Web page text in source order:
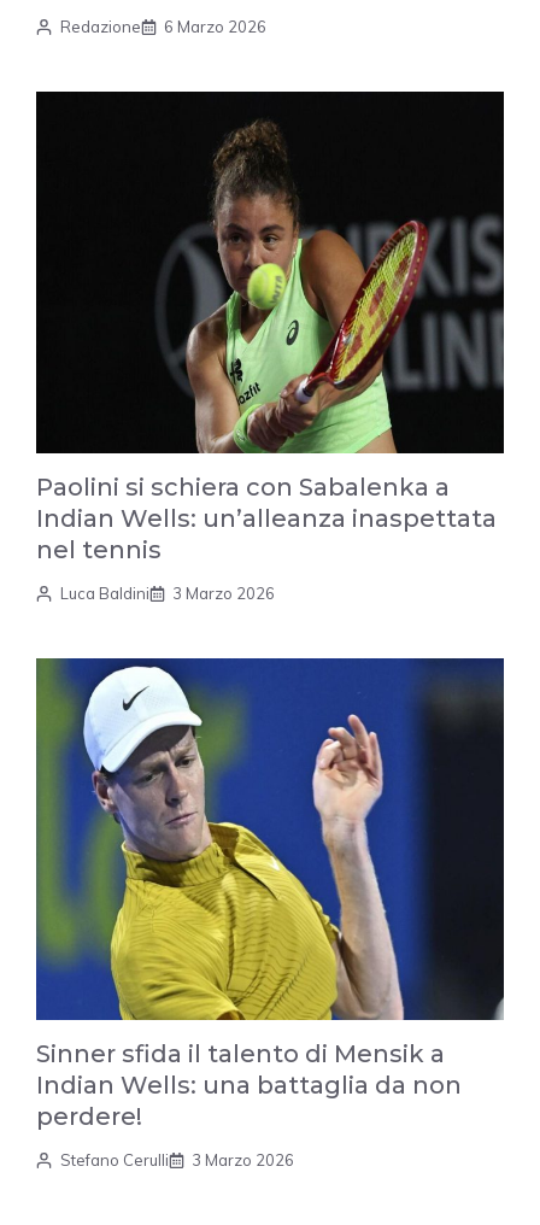
Redazione 6 Marzo 2026
Paolini si schiera con Sabalenka a
Indian Wells: un’alleanza inaspettata
nel tennis
Luca Baldini 3 Marzo 2026
Sinner sfida il talento di Mensik a
Indian Wells: una battaglia da non
perdere!
Stefano Cerulli 3 Marzo 2026